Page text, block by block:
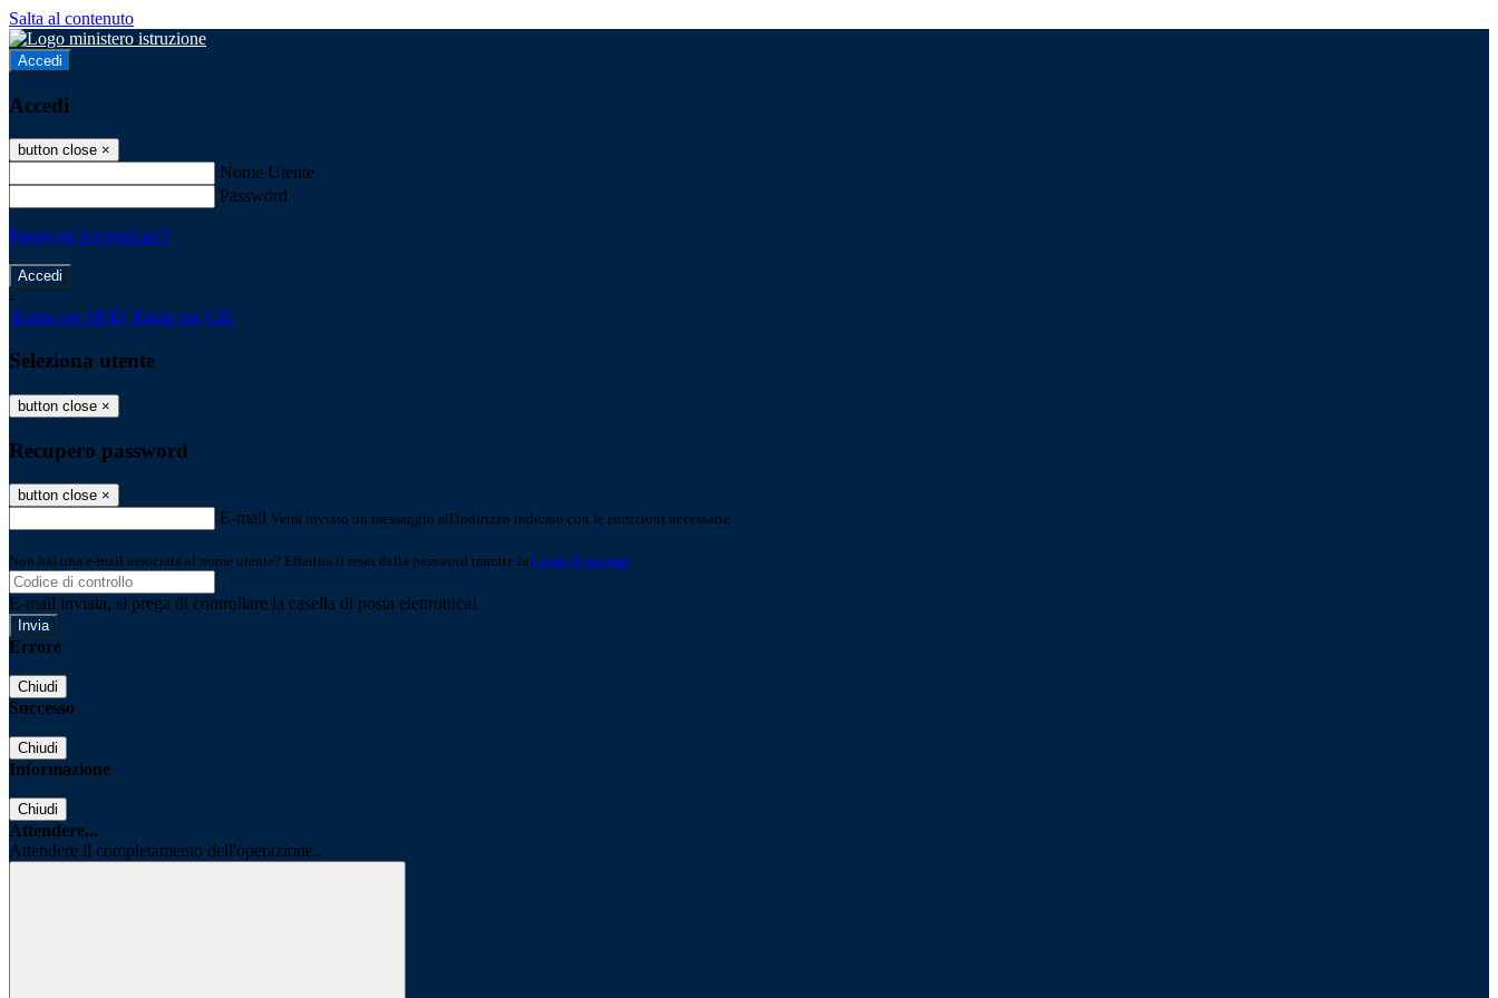
Salta al contenuto
Accedi
Accedi
button close ×
Nome Utente
Password
Password dimenticata?
-
Entra con SPID Entra con CIE
Seleziona utente
button close ×
Recupero password
button close ×
E-mail Verrà inviato un messaggio all'indirizzo indicato con le istruzioni necessarie.
Non hai una e-mail associata al nome utente? Effettua il reset della password tramite la Login Spaggiari
E-mail inviata, si prega di controllare la casella di posta elettronica!
Errore
Chiudi
Successo
Chiudi
Informazione
Chiudi
Attendere...
Attendere il completamento dell'operazione...